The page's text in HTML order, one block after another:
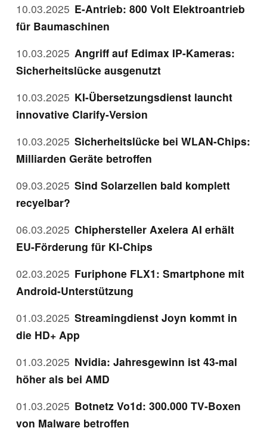
10.03.2025 E-Antrieb: 800 Volt Elektroantrieb
für Baumaschinen
10.03.2025 Angriff auf Edimax IP-Kameras:
Sicherheitslücke ausgenutzt
10.03.2025 KI-Übersetzungsdienst launcht
innovative Clarify-Version
10.03.2025 Sicherheitslücke bei WLAN-Chips:
Milliarden Geräte betroffen
09.03.2025 Sind Solarzellen bald komplett
recyelbar?
06.03.2025 Chiphersteller Axelera AI erhält
EU-Förderung für KI-Chips
02.03.2025 Furiphone FLX1: Smartphone mit
Android-Unterstützung
01.03.2025 Streamingdienst Joyn kommt in
die HD+ App
01.03.2025 Nvidia: Jahresgewinn ist 43-mal
höher als bei AMD
01.03.2025 Botnetz Vo1d: 300.000 TV-Boxen
von Malware betroffen